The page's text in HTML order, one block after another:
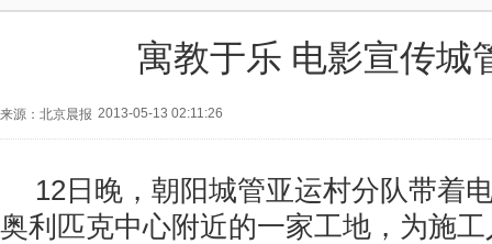
寓教于乐 电影宣传城
来源：北京晨报 2013-05-13 02:11:26
12日晚，朝阳城管亚运村分队带着
奥利匹克中心附近的一家工地，为施